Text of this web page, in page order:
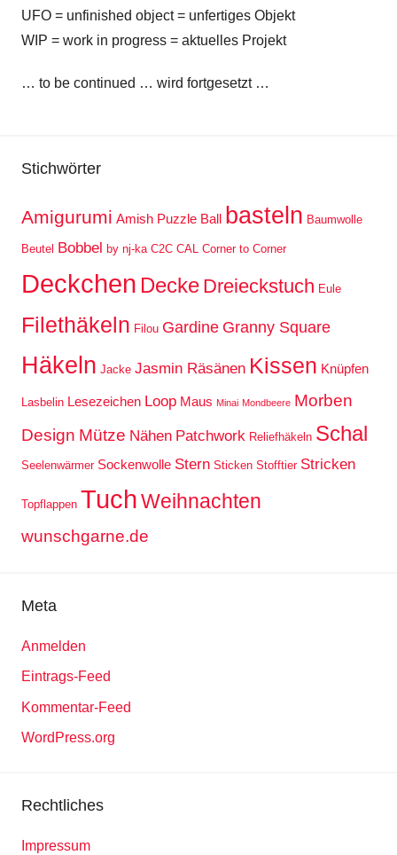
UFO = unfinished object = unfertiges Objekt
WIP = work in progress = aktuelles Projekt
… to be continued … wird fortgesetzt …
Stichwörter
Amigurumi Amish Puzzle Ball basteln Baumwolle
Beutel Bobbel by nj-ka C2C CAL Corner to Corner
Deckchen Decke Dreieckstuch Eule
Filethäkeln Filou Gardine Granny Square
Häkeln Jacke Jasmin Räsänen Kissen Knüpfen
Lasbelin Lesezeichen Loop Maus Minai Mondbeere Morben
Design Mütze Nähen Patchwork Reliefhäkeln Schal
Seelenwärmer Sockenwolle Stern Sticken Stofftier Stricken
Topflappen TuchWeihnachten
wunschgarne.de
Meta
Anmelden
Eintrags-Feed
Kommentar-Feed
WordPress.org
Rechtliches
Impressum